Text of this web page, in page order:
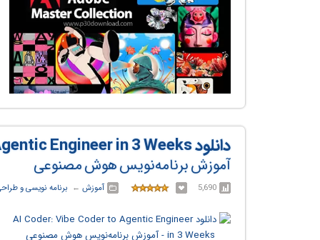
دانلود AI Coder: Vibe Coder to Agentic Engineer in 3 Weeks
آموزش برنامه‌نویس هوش مصنوعی
5,690 آموزش ← ‏ برنامه نویسی و